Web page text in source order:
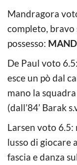
Mandragora
completo, bravo
possesso:
De Paul voto
esce un pò dal
mano la
(dall’84’ Barak
Larsen voto 6.5:
lusso di giocare
fascia e danza